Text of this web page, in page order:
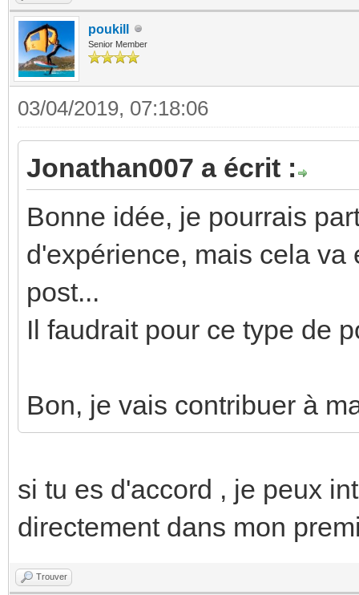
poukill
Senior Member
03/04/2019, 07:18:06
Jonathan007 a écrit :
Bonne idée, je pourrais
d'expérience, mais cela
post...
Il faudrait pour ce type de
Bon, je vais contribuer à
si tu es d'accord , je peux
directement dans mon
Trouver